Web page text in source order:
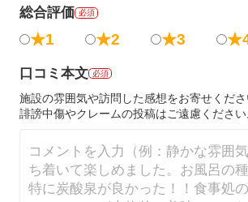
総合評価 必須
★1 ★2 ★3
口コミ本文 必須
施設の雰囲気や訪問した感想をお寄せくださ
誹謗中傷やクレームの投稿はご遠慮ください